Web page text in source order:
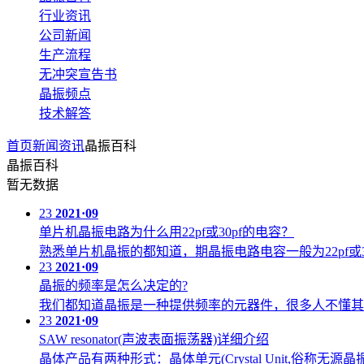
行业资讯
公司新闻
生产流程
无冲突宣告书
晶振频点
技术解答
首页新闻资讯晶振百科
晶振百科
暂无数据
23 2021·09
单片机晶振电路为什么用22pf或30pf的电容？
熟悉单片机晶振的都知道，期晶振电路电容一般为22pf
23 2021·09
晶振的频率是怎么决定的?
我们都知道晶振是一种提供频率的元器件，很多人不懂
23 2021·09
SAW resonator(声波表面振荡器)详细介绍
晶体产品有两种形式：晶体单元(Crystal Unit,俗称无源